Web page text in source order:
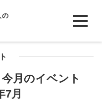
の
月のイベント
月